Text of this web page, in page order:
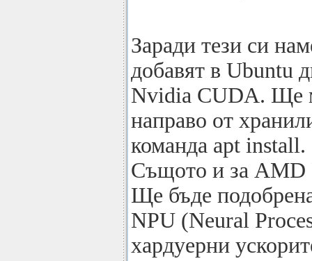
Заради тези си
добавят в Ubuntu
Nvidia CUDA. Ще
направо от
команда apt install.
Същото и за AMD
Ще бъде
NPU (Neural
хардуерни